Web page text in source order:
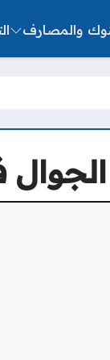
والمصارف